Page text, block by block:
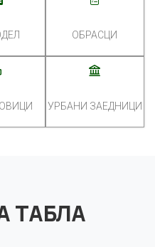
ОБРАСЦИ
УРБАНИ ЗАЕДНИЦИ
ТАБЛА